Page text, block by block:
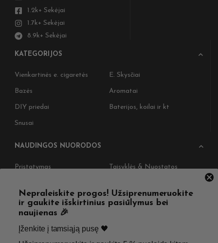
1.2k+ Sekėjai
1.7k+ Sekėjai
8.9k+ Sekėjai
KATEGORIJOS
Vienkartinės e. cigaretės E. Skysčiai
Bazės Aromatai
DIY priedai Baterijos, koilai ir kt
Snusai
NAUDINGOS NUORODOS
Pristatymas Taisyklės & Nuostatos
Straipsniai Apie Mus
Kontaktai
Nepraleiskite progos! Užsiprenumeruokite
ir gaukite išskirtinius pasiūlymus bei
naujienas 🎉
Įženkite į tamsiąją pusę 🖤 ​